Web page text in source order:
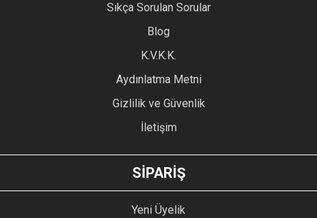
Ürün açıklamasında eksik bilgiler bulunuyor.
Ürün bilgilerinde hatalar bulunuyor.
Ürün fiyatı diğer sitelerden daha pahalı.
GÖNDER
Sıkça Sorulan Sorular
Blog
K.V.K.K.
Aydınlatma Metni
Gizlilik ve Güvenlik
İletişim
SİPARİŞ
Yeni Üyelik